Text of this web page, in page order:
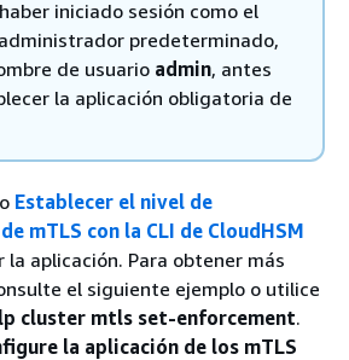
iniciado sesión como el
predeterminado,
de usuario admin, antes
la aplicación obligatoria de
Establecer el nivel de
mTLS con la CLI de CloudHSM
la aplicación. Para obtener más
el siguiente ejemplo o utilice
cluster mtls set-enforcement.
la aplicación de los mTLS